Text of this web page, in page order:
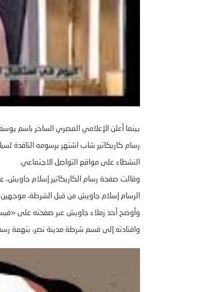
بينما أعلن الإعلامي المصري الساخر باسم
رسام كاريكاتير شاب اشتهر برسومه الناقدة
النشطاء على مواقع التواصل الاجتماعي.
وقالت صفحة رسام الكاريكاتير إسلام جاويش،
الرسام إسلام جاويش من قبل الشرطة، موجهين
وأوضح أحد زملاء جاويش عبر صفحته على «
واقتادته إلى قسم شرطة مدينة نصر، بتهمة